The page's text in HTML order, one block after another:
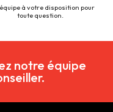
à votre disposition pour
toute question.
notre équipe